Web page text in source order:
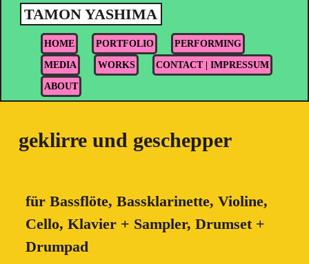
TAMON YASHIMA
HOME PORTFOLIO PERFORMING
MEDIA WORKS CONTACT | IMPRESSUM
ABOUT
geklirre und geschepper
für Bassflöte, Bassklarinette, Violine,
Cello, Klavier + Sampler, Drumset +
Drumpad